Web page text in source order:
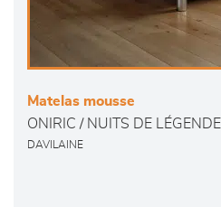
Matelas mousse
ONIRIC / NUITS DE LÉGENDE
DAVILAINE